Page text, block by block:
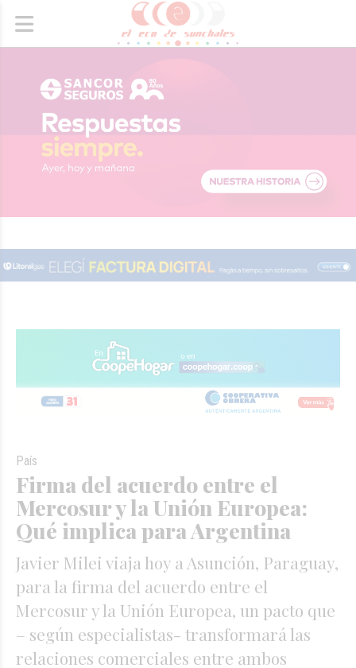
Firma del acuerdo entre el
Mercosur y la Unión Europea:
Qué implica para Argentina
Javier Milei viaja hoy a Asunción, Paraguay,
para la firma del acuerdo entre el
Mercosur y la Unión Europea, un pacto que
– según especialistas- transformará las
relaciones comerciales entre ambos
País